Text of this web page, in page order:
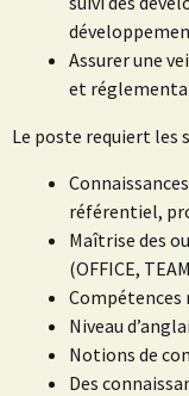
Assurer une
et
Le poste requiert les
référentiel,
Maîtrise des
(OFFICE,
Niveau
Notions de
Des